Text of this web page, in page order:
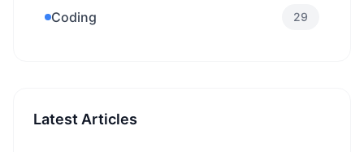
Coding 29
Latest Articles